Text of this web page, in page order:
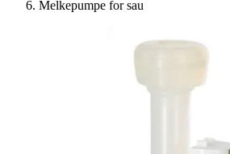
Melkepumpe for sau